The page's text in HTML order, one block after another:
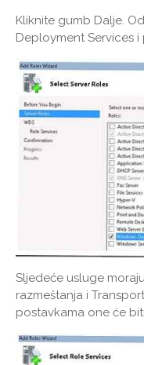
Kliknite gumb Dalje.
Deployment Services
Sljedeće usluge
razmeštanja i
postavkama one će